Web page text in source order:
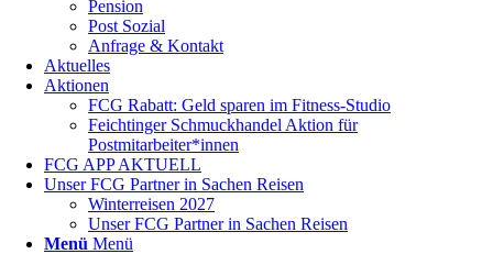
Pension
Post Sozial
Anfrage & Kontakt
Aktuelles
Aktionen
FCG Rabatt: Geld sparen im Fitness-Studio
Feichtinger Schmuckhandel Aktion für
Postmitarbeiter*innen
FCG APP AKTUELL
Unser FCG Partner in Sachen Reisen
Winterreisen 2027
Unser FCG Partner in Sachen Reisen
Menü Menü